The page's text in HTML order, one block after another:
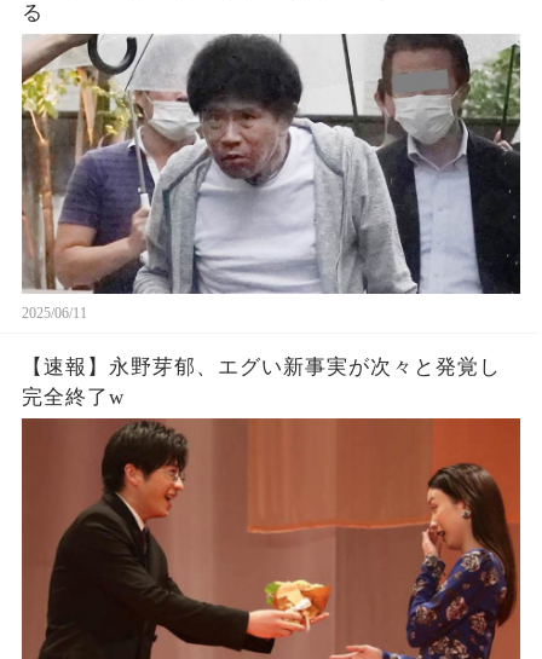
る
2025/06/11
【速報】永野芽郁、エグい新事実が次々と発覚し
完全終了w